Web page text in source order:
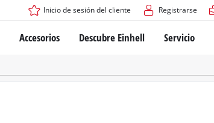
Inicio de sesión del cliente Registrarse
Accesorios Descubre Einhell Servicio